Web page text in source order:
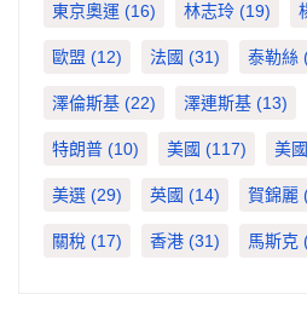
東京奧運 (16) 林志玲 (19)
歐盟 (12) 法國 (31) 泰勒絲
澤倫斯基 (22) 澤連斯基 (13)
特朗普 (10) 美國 (117) 美
美選 (29) 英國 (14) 賀錦麗
關稅 (17) 香港 (31) 馬斯克